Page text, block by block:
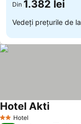
Din 1.382 lei
Vedeți prețurile de la
2 SteleHotel
Hotel Akti